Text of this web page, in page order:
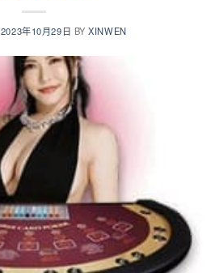
2023年10月29日 BYXINWEN